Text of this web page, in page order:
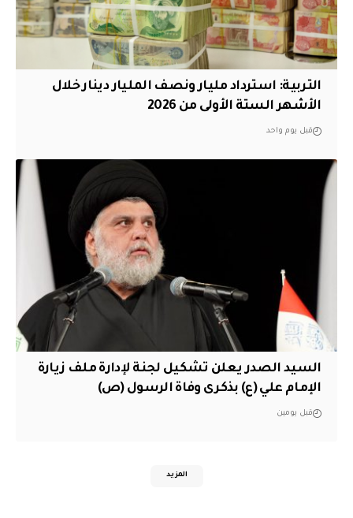
التربية: استرداد مليار ونصف المليار دينار خلال
الأشهر الستة الأولى من 2026
قبل يوم واحد
السيد الصدر يعلن تشكيل لجنة لإدارة ملف زيارة
الإمام علي (ع) بذكرى وفاة الرسول (ص)
قبل يومين
المزيد